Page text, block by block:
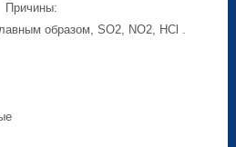
Причины:
образом, SO2, NO2, HCl .